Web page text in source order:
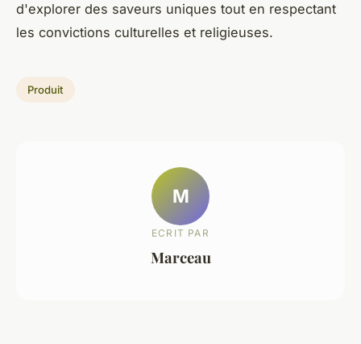
d'explorer des saveurs uniques tout en respectant
les convictions culturelles et religieuses.
Produit
M
ECRIT PAR
Marceau